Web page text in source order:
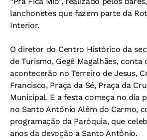
lanchonetes que fazem parte da
Interior.
O diretor do Centro Histórico da
de Turismo, Gegê Magalhães, conta
acontecerão no Terreiro de Jesus,
Francisco, Praça da Sé, Praça da
Municipal. E a festa começa no dia
no Santo Antônio Além do Carmo,
programação da Paróquia, que
anos da devoção a Santo Antônio.